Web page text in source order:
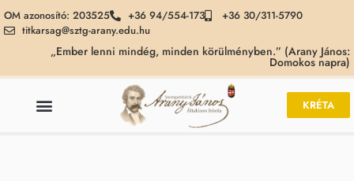
OM azonosító: 203525 +36 94/554-173
+36 30/311-5790
titkarsag@sztg-arany.edu.hu
„Ember lenni mindég, minden körülményben.” (Arany János:
Domokos napra)
KRÉTA